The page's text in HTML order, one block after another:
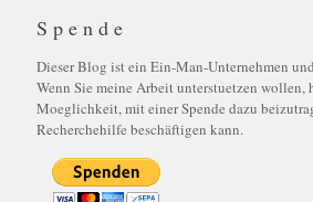
Spende
Dieser Blog ist ein Ein-Man-Unternehmen
Wenn Sie meine Arbeit unterstuetzen wollen,
Moeglichkeit, mit einer Spende dazu
Recherchehilfe beschäftigen kann.